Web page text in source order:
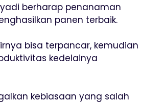
berharap penanaman
panen terbaik.
bisa terpancar, kemudian
kedelainya
kebiasaan yang salah